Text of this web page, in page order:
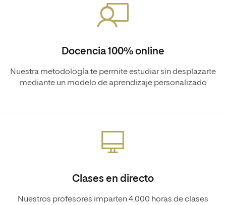
Docencia 100% online
Nuestra metodología te permite estudiar sin desplazarte
mediante un modelo de aprendizaje personalizado
Clases en directo
Nuestros profesores imparten 4.000 horas de clases